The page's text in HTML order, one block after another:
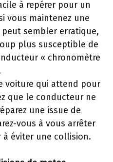
à repérer pour un
vous maintenez une
peut sembler erratique,
plus susceptible de
« chronomètre
voiture qui attend pour
que le conducteur ne
une issue de
vous à vous arrêter
à éviter une collision.